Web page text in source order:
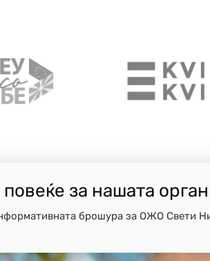
повеќе за нашата
брошура за ОЖО Свети